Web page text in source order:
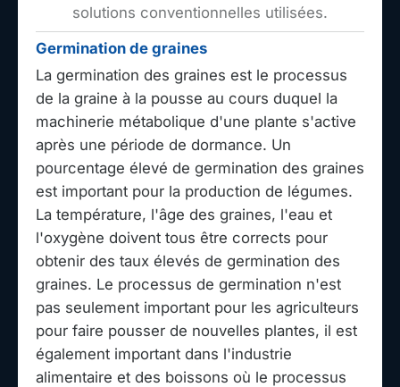
solutions conventionnelles utilisées.
Germination de graines
La germination des graines est le processus
de la graine à la pousse au cours duquel la
machinerie métabolique d'une plante s'active
après une période de dormance. Un
pourcentage élevé de germination des graines
est important pour la production de légumes.
La température, l'âge des graines, l'eau et
l'oxygène doivent tous être corrects pour
obtenir des taux élevés de germination des
graines. Le processus de germination n'est
pas seulement important pour les agriculteurs
pour faire pousser de nouvelles plantes, il est
également important dans l'industrie
alimentaire et des boissons où le processus